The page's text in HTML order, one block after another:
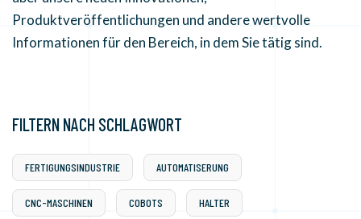
Produktveröffentlichungen und andere wertvolle
Informationen für den Bereich, in dem Sie tätig sind.
FILTERN NACH SCHLAGWORT
FERTIGUNGSINDUSTRIE AUTOMATISERUNG
CNC-MASCHINEN COBOTS HALTER